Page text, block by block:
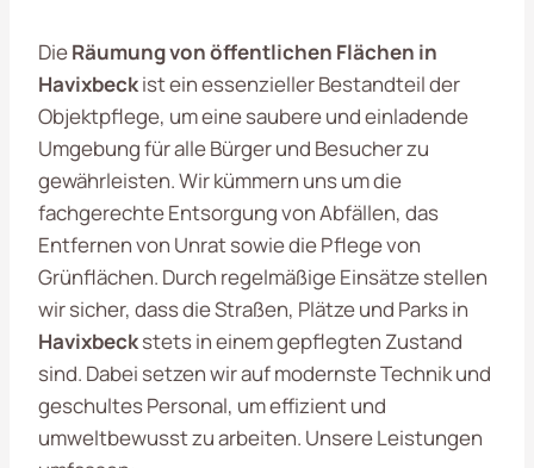
DieRäumung von öffentlichen Flächen in
Havixbeckist ein essenzieller Bestandteil der
Objektpflege, um eine saubere und einladende
Umgebung für alle Bürger und Besucher zu
gewährleisten. Wir kümmern uns um die
fachgerechte Entsorgung von Abfällen, das
Entfernen von Unrat sowie die Pflege von
Grünflächen. Durch regelmäßige Einsätze stellen
wir sicher, dass die Straßen, Plätze und Parks in
Havixbeckstets in einem gepflegten Zustand
sind. Dabei setzen wir auf modernste Technik und
geschultes Personal, um effizient und
umweltbewusst zu arbeiten. Unsere Leistungen